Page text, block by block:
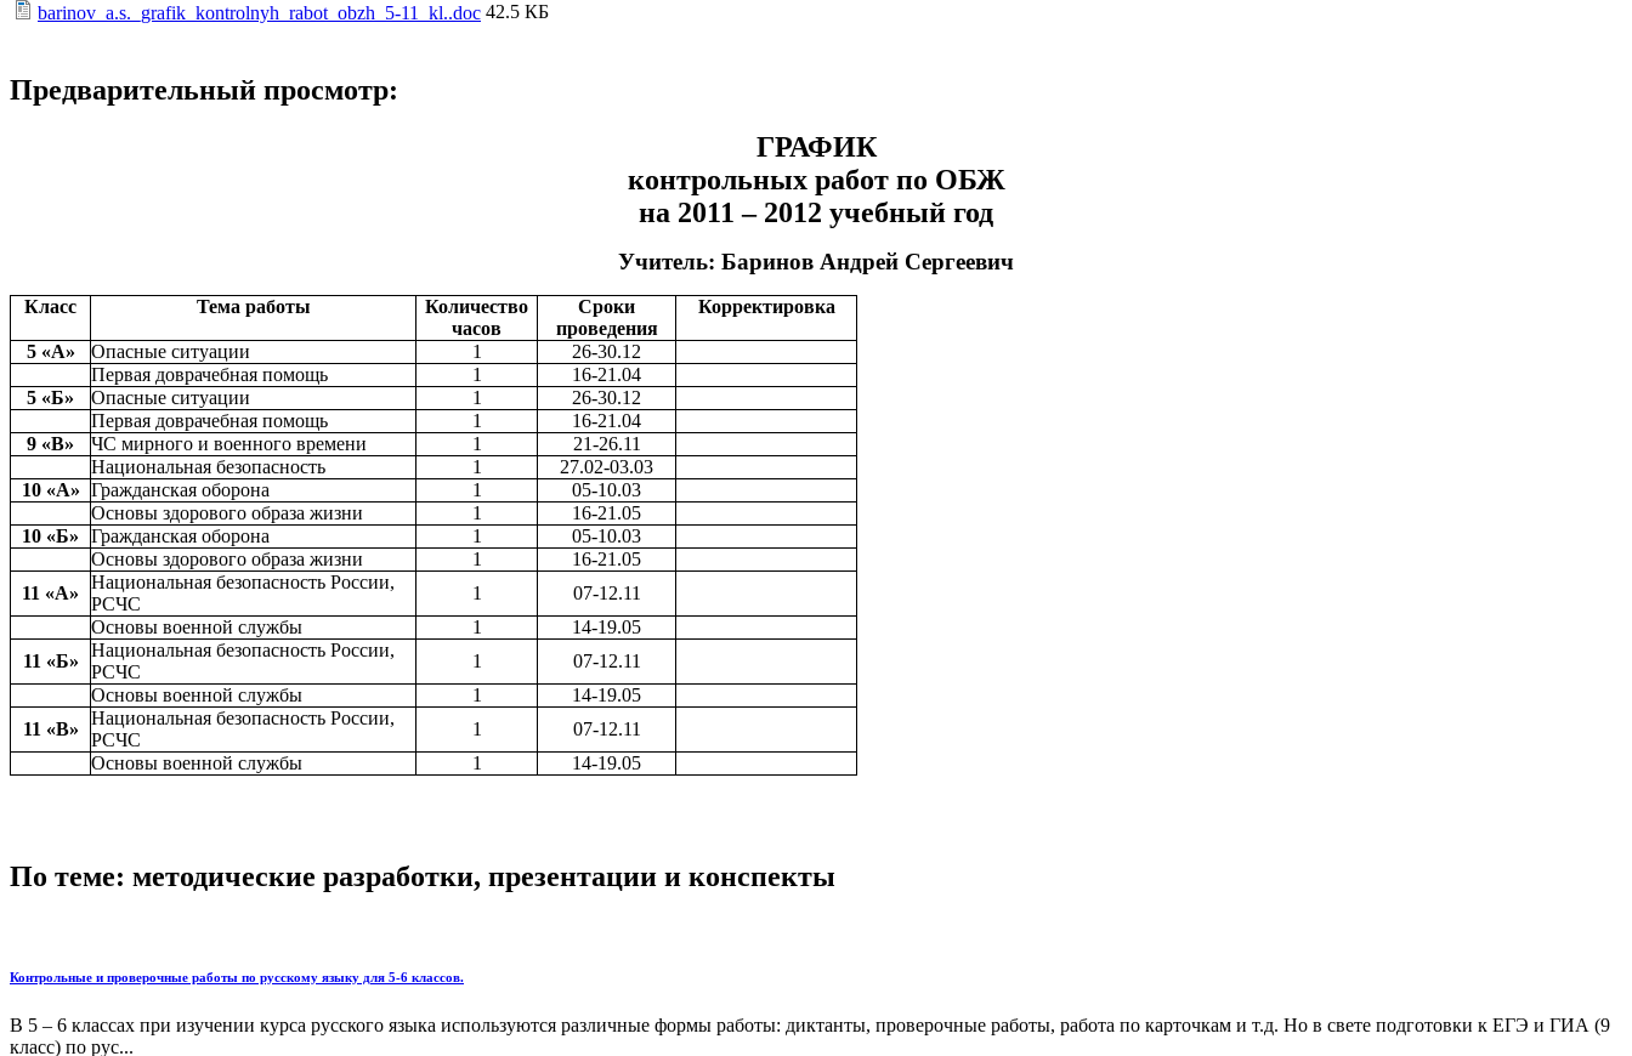
barinov_a.s._grafik_kontrolnyh_rabot_obzh_5-11_kl..doc 42.5 КБ
Предварительный просмотр:
ГРАФИК
контрольных работ по ОБЖ
на 2011 – 2012 учебный год
Учитель: Баринов Андрей Сергеевич
Класс Тема работы
Количество
часов
Сроки
проведения
Корректировка
5 «А» Опасные ситуации 1
26-30.12
Первая доврачебная помощь
1
16-21.04
5 «Б»
Опасные ситуации 1
26-30.12
Первая доврачебная помощь
1
16-21.04
9 «В»
ЧС мирного и военного времени 1
21-26.11
Национальная безопасность
1
27.02-03.03
10 «А» Гражданская оборона 1
05-10.03
Основы здорового образа жизни
1
16-21.05
10 «Б»
Гражданская оборона 1
05-10.03
Основы здорового образа жизни
1
16-21.05
11 «А»
Национальная безопасность России,
РСЧС
1
07-12.11
Основы военной службы
1
14-19.05
11 «Б»
Национальная безопасность России,
РСЧС
1
07-12.11
Основы военной службы
1
14-19.05
11 «В»
Национальная безопасность России,
РСЧС
1
07-12.11
Основы военной службы
1 14-19.05
По теме: методические разработки, презентации и конспекты
Контрольные и проверочные работы по русскому языку для 5-6 классов.
В 5 – 6 классах при изучении курса русского языка используются различные формы работы: диктанты, проверочные работы, работа по карточкам и т.д. Но в свете подготовки к ЕГЭ и ГИА (9
класс) по рус...